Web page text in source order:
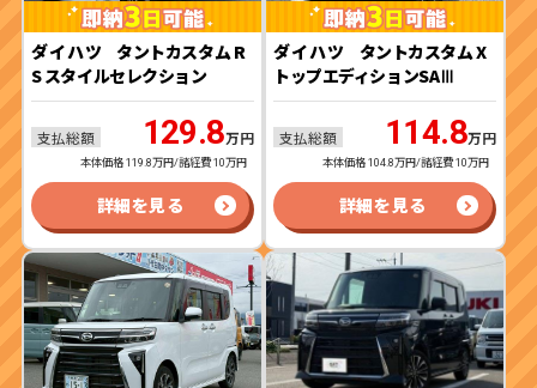
ダイハツ
タントカスタム R
S スタイルセレクション
支払総額 129.8万円
本体価格 119.8万円/諸経費 10万円
詳細を見る
ダイハツ
タントカスタム X
トップエディションSAⅢ
支払総額 114.8万円
本体価格 104.8万円/諸経費 10万円
詳細を見る